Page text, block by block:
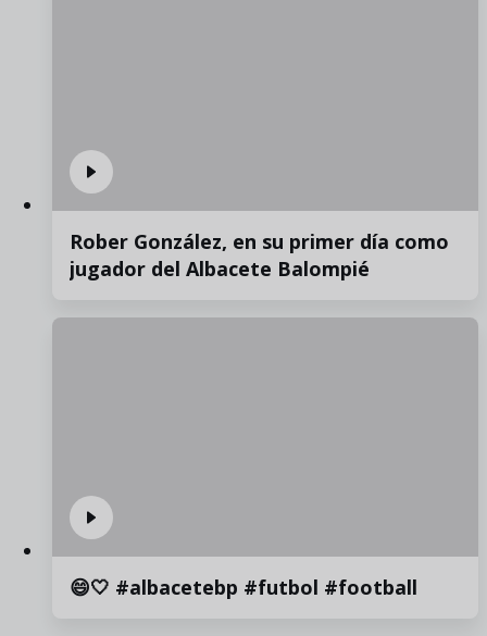
Rober González, en su primer día como
jugador del Albacete Balompié
😄🤍 #albacetebp #futbol #football